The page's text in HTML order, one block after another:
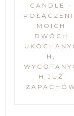
CANDLE -
MOICH
DWÓCH
H,
H JUŻ